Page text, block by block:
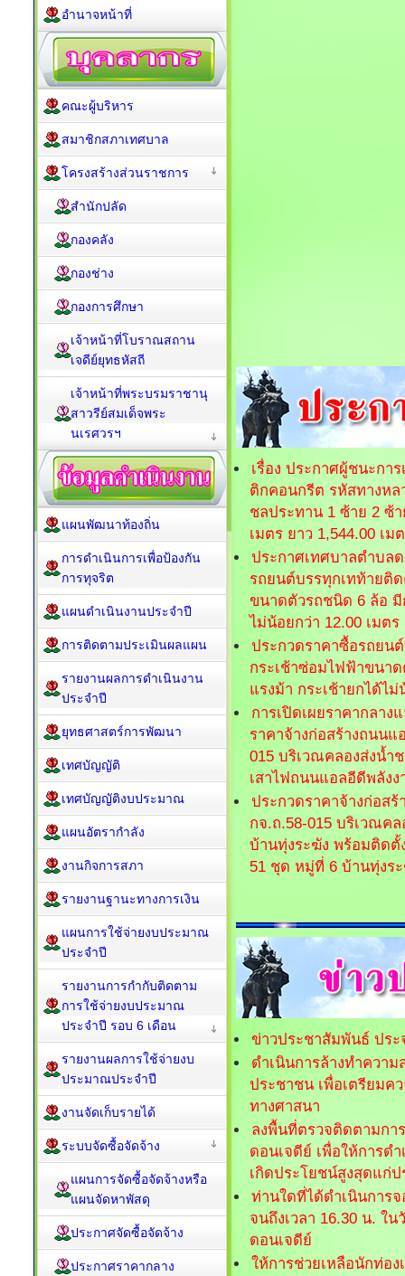
เรื่อง ประกาศผู้ชนะกา
ติกคอนกรีต รหัสทางหล
ชลประทาน 1 ซ้าย 2 ซ้
เมตร ยาว 1,544.00 เ
ประกาศเทศบาลตำบล
รถยนต์บรรทุกเทท้ายติ
ขนาดตัวรถชนิด 6 ล้อ มี
ไม่น้อยกว่า 12.00 เมต
ประกวดราคาซื้อรถยน
กระเช้าซ่อมไฟฟ้าขนา
แรงม้า กระเช้ายกได้ไ
การเปิดเผยราคากลา
ราคาจ้างก่อสร้างถนน
015 บริเวณคลองส่งน้ำ
เสาไฟถนนแอลอีดีพลัง
ประกวดราคาจ้างก่อส
กจ.ถ.58-015 บริเวณค
บ้านทุ่งระฆัง พร้อมติดตั้
51 ชุด หมู่ที่ 6 บ้านทุ่งร
ข่าวประชาสัมพันธ์ ประ
ดำเนินการล้างทำควา
ประชาชน เพื่อเตรียมค
ทางศาสนา
ลงพื้นที่ตรวจติดตามกา
ดอนเจดีย์ เพื่อให้การด
เกิดประโยชน์สูงสุดแก่
ท่านใดที่ได้ดำเนินการ
จนถึงเวลา 16.30 น. ใ
ดอนเจดีย์
ให้การช่วยเหลือนักท่อ
อำนาจหน้าที่
คณะผู้บริหาร
สมาชิกสภาเทศบาล
โครงสร้างส่วนราชการ
สำนักปลัด
กองคลัง
กองช่าง
กองการศึกษา
เจ้าหน้าที่โบราณสถาน
เจดีย์ยุทธหัสถี
เจ้าหน้าที่พระบรมราชานุ
สาวรีย์สมเด็จพระ
นเรศวรฯ
แผนพัฒนาท้องถิ่น
การดำเนินการเพื่อป้องกัน
การทุจริต
แผนดำเนินงานประจำปี
การติดตามประเมินผลแผน
รายงานผลการดำเนินงาน
ประจำปี
ยุทธศาสตร์การพัฒนา
เทศบัญญัติ
เทศบัญญัติงบประมาณ
แผนอัตรากำลัง
งานกิจการสภา
รายงานฐานะทางการเงิน
แผนการใช้จ่ายงบประมาณ
ประจำปี
รายงานการกำกับติดตาม
การใช้จ่ายงบประมาณ
ประจำปี รอบ 6 เดือน
รายงานผลการใช้จ่ายงบ
ประมาณประจำปี
งานจัดเก็บรายได้
ระบบจัดซื้อจัดจ้าง
แผนการจัดซื้อจัดจ้างหรือ
แผนจัดหาพัสดุ
ประกาศจัดซื้อจัดจ้าง
ประกาศราคากลาง